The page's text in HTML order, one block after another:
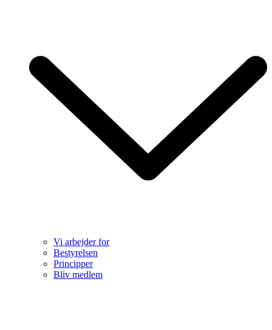
Vi arbejder for
Bestyrelsen
Principper
Bliv medlem